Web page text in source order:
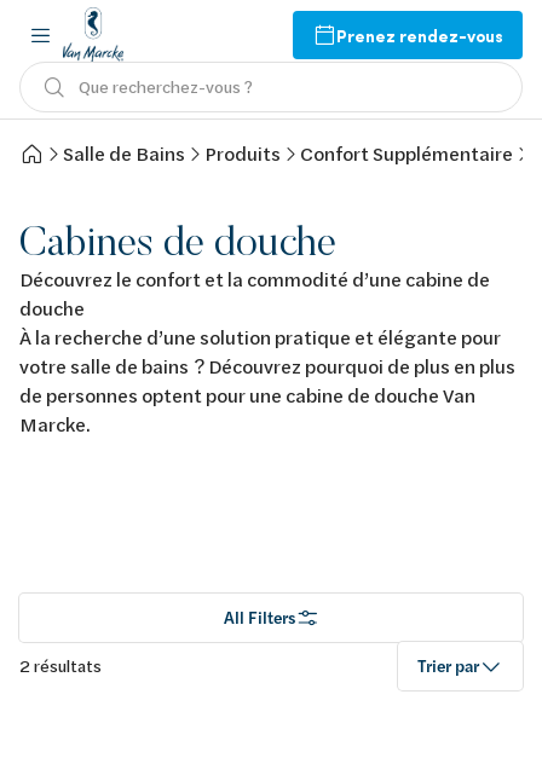
Prenez rendez-vous
Que recherchez-vous ?
Salle de Bains Produits Confort Supplémentaire
Cabines de douche
Découvrez le confort et la commodité d’une cabine de
douche
À la recherche d’une solution pratique et élégante pour
votre salle de bains ? Découvrez pourquoi de plus en plus
de personnes optent pour une cabine de douche Van
Marcke.
All Filters
2 résultats Trier par